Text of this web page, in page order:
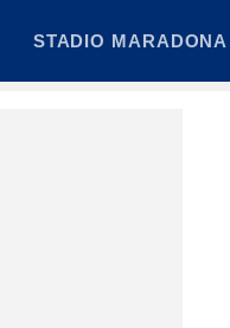
STADIO MARADONA